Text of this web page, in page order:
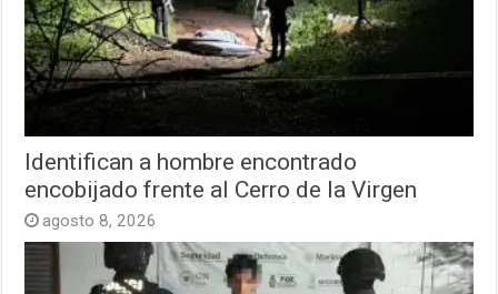
Identifican a hombre encontrado
encobijado frente al Cerro de la Virgen
agosto 8, 2026